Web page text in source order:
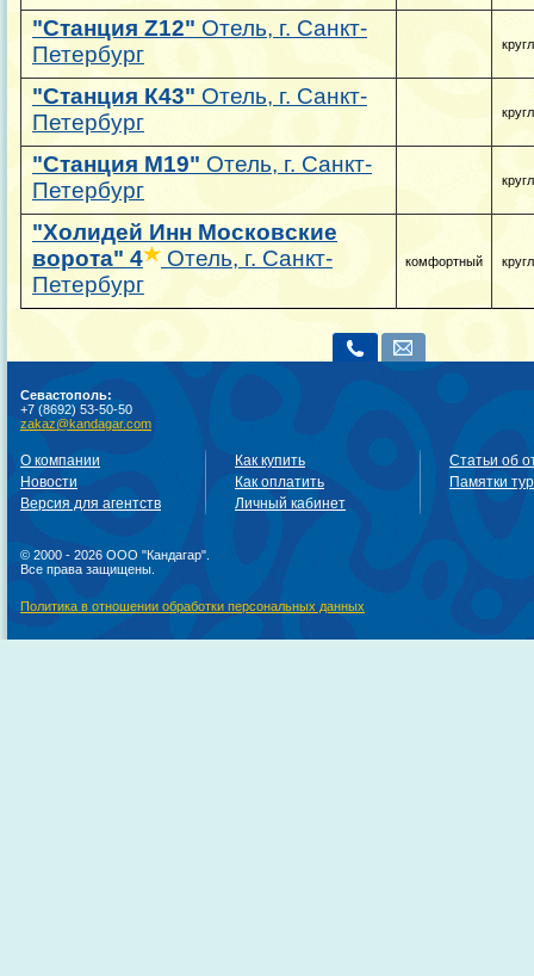
"Станция Z12" Отель, г. Санкт-
Петербург
"Станция К43" Отель, г. Санкт-
Петербург
"Станция М19" Отель, г. Санкт-
Петербург
"Холидей Инн Московские
ворота" 4
Отель, г. Санкт-
Петербург
комфортный
Севастополь:
+7 (8692) 53-50-50
zakaz@kandagar.com
О компании
Новости
Версия для агентств
Как купить
Как оплатить
Личный кабинет
Статьи об
Памятки
© 2000 - 2026 ООО "Кандагар".
Все права защищены.
Политика в отношении обработки персональных данных